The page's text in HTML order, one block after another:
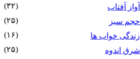
آواز آفتاب
(۳۲)
حجم سبز
(۲۵)
زندگی خواب ها
(۱۶)
شرق اندوه
(۲۵)